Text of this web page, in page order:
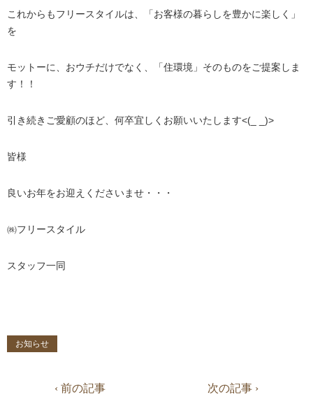
これからもフリースタイルは、「お客様の暮らしを豊かに楽しく」
を
モットーに、おウチだけでなく、「住環境」そのものをご提案しま
す！！
引き続きご愛顧のほど、何卒宜しくお願いいたします<(_ _)>
皆様
良いお年をお迎えくださいませ・・・
㈱フリースタイル
スタッフ一同
お知らせ
‹ 前の記事 次の記事 ›